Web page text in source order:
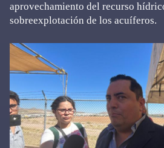
aprovechamiento del recurso
sobreexplotación de los acuíferos.